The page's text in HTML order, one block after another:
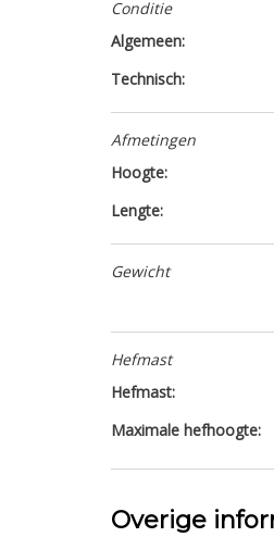
Conditie
Algemeen:
Technisch:
Afmetingen
Hoogte:
Lengte:
Gewicht
Hefmast
Hefmast:
Maximale hefhoogte:
Overige